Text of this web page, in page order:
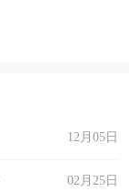
12月05日
02月25日